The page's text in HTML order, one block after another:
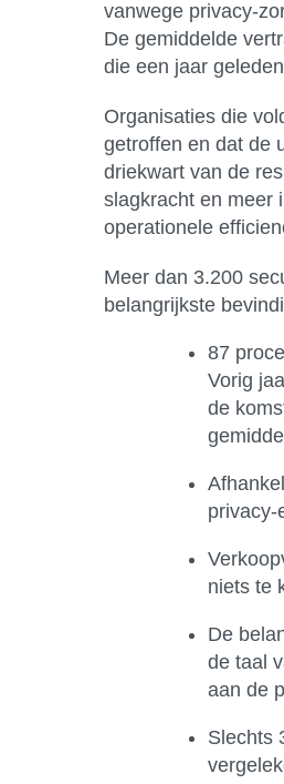
vanwege privacy-
De gemiddelde
die een jaar
Organisaties die
getroffen en dat de
driekwart van de
slagkracht en meer
operationele
Meer dan 3.200
belangrijkste
87
Vorig
de
privacy-
niets te
De
de taal
aan de
Slechts